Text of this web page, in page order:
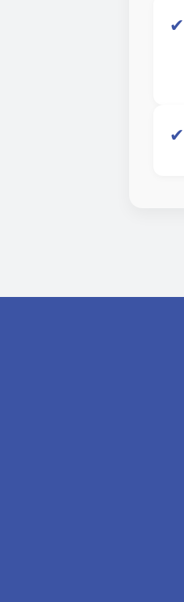
✔
✔